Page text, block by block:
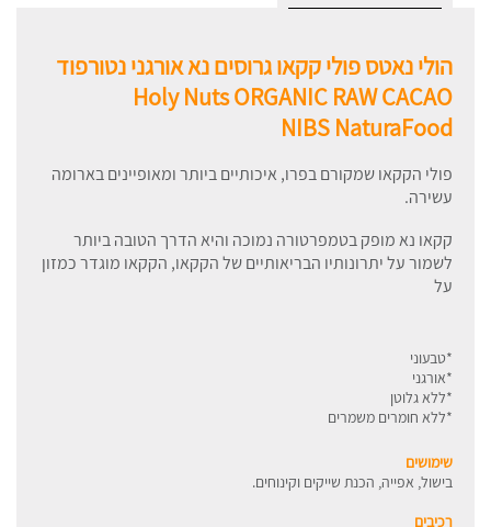
הולי נאטס פולי קקאו גרוסים נא אורגני נטורפוד
Holy Nuts ORGANIC RAW CACAO
NIBS NaturaFood
פולי הקקאו שמקורם בפרו, איכותיים ביותר ומאופיינים בארומה
עשירה.
קקאו נא מופק בטמפרטורה נמוכה והיא הדרך הטובה ביותר
לשמור על יתרונותיו הבריאותיים של הקקאו, הקקאו מוגדר כמזון
על
*טבעוני
*אורגני
*ללא גלוטן
*ללא חומרים משמרים
שימושים
בישול, אפייה, הכנת שייקים וקינוחים.
רכיבים